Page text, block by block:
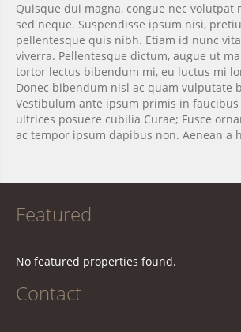
Quisque dui magna, congue nec volutpat
sed neque. Suspendisse ipsum nisi,
pellentesque quis nibh. Etiam id nunc
viverra. Pellentesque dictum, augue ut
tortor lectus bibendum mi, eu luctus mi
Donec bibendum nisl ac quam vulputate
Vestibulum ante ipsum primis in
ultrices posuere cubilia Curae; Fusce
ac tempor ipsum dapibus non. Aenean a
Featured
No featured properties found.
Contact